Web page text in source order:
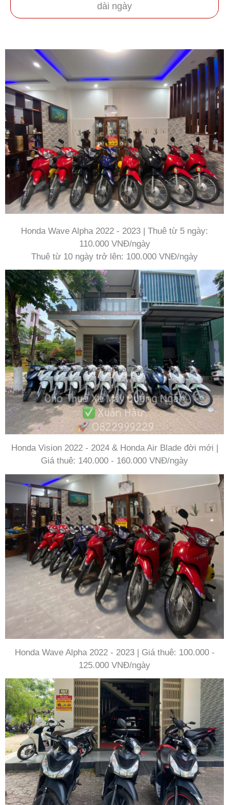
dài ngày
Honda Wave Alpha 2022 - 2023 | Thuê từ 5 ngày:
110.000 VNĐ/ngày
Thuê từ 10 ngày trở lên: 100.000 VNĐ/ngày
Honda Vision 2022 - 2024 & Honda Air Blade đời mới |
Giá thuê: 140.000 - 160.000 VNĐ/ngày
Honda Wave Alpha 2022 - 2023 | Giá thuê: 100.000 -
125.000 VNĐ/ngày